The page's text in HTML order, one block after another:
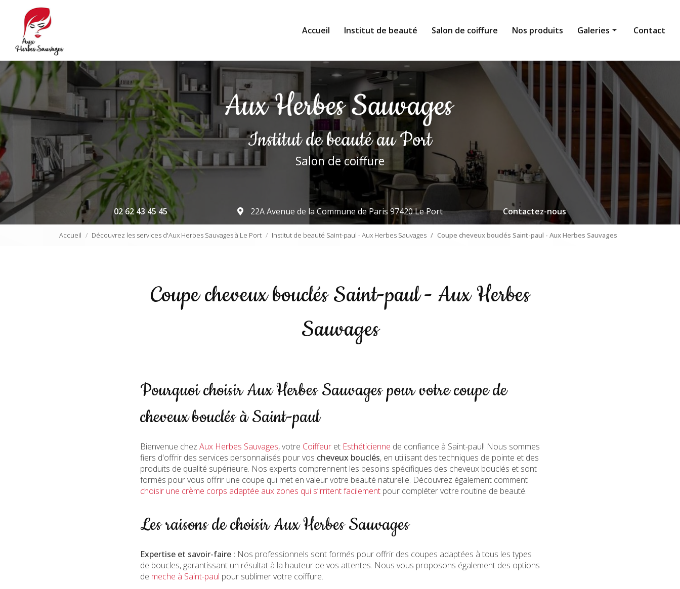
contenu
principal
Accueil Institut de beauté Salon de coiffure Nos produits Galeries
Institut de beauté
Salon de coiffure
Nos produits
Contact
Institut de beautéau Port
Salon de coiffure
02 62 43 45 45 22A Avenue de la Commune de Paris 97420 Le Port Contactez-nous
Accueil Découvrez les services d'Aux Herbes Sauvages à Le Port Institut de beauté Saint-paul - Aux Herbes Sauvages Coupe cheveux bouclés Saint-paul - Aux Herbes Sauvages
Coupe cheveux bouclés Saint-paul - Aux Herbes
Sauvages
Pourquoi choisir Aux Herbes Sauvages pour votre coupe de
cheveux bouclés à Saint-paul
Bienvenue chez Aux Herbes Sauvages, votre Coiffeur et Esthéticienne de confiance à Saint-paul! Nous sommes
fiers d'offrir des services personnalisés pour vos cheveux bouclés, en utilisant des techniques de pointe et des
produits de qualité supérieure. Nos experts comprennent les besoins spécifiques des cheveux bouclés et sont
formés pour vous offrir une coupe qui met en valeur votre beauté naturelle. Découvrez également comment
choisir une crème corps adaptée aux zones qui s’irritent facilement pour compléter votre routine de beauté.
Les raisons de choisir Aux Herbes Sauvages
Expertise et savoir-faire : Nos professionnels sont formés pour offrir des coupes adaptées à tous les types
de boucles, garantissant un résultat à la hauteur de vos attentes. Nous vous proposons également des options
de meche à Saint-paul pour sublimer votre coiffure.